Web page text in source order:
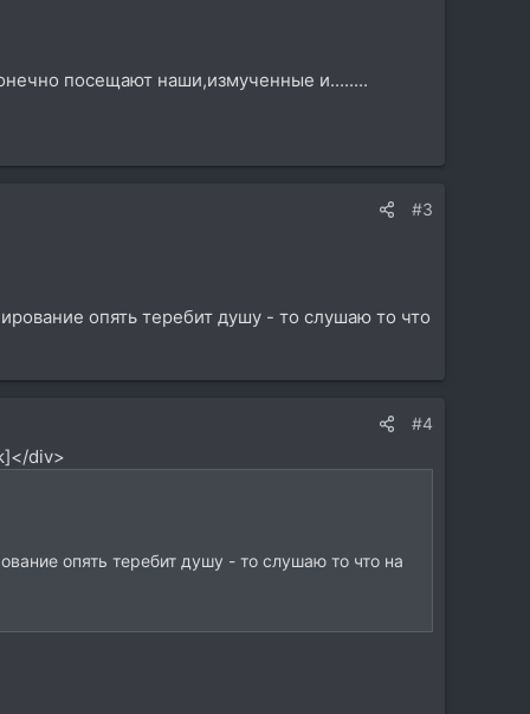
посещают наши,измученные и........
#3
опять теребит душу - то слушаю то что
#4
div>
опять теребит душу - то слушаю то что на